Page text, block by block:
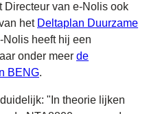
Directeur van e-Nolis ook
het Deltaplan Duurzame
Nolis heeft hij een
onder meer de
BENG.
"In theorie lijken